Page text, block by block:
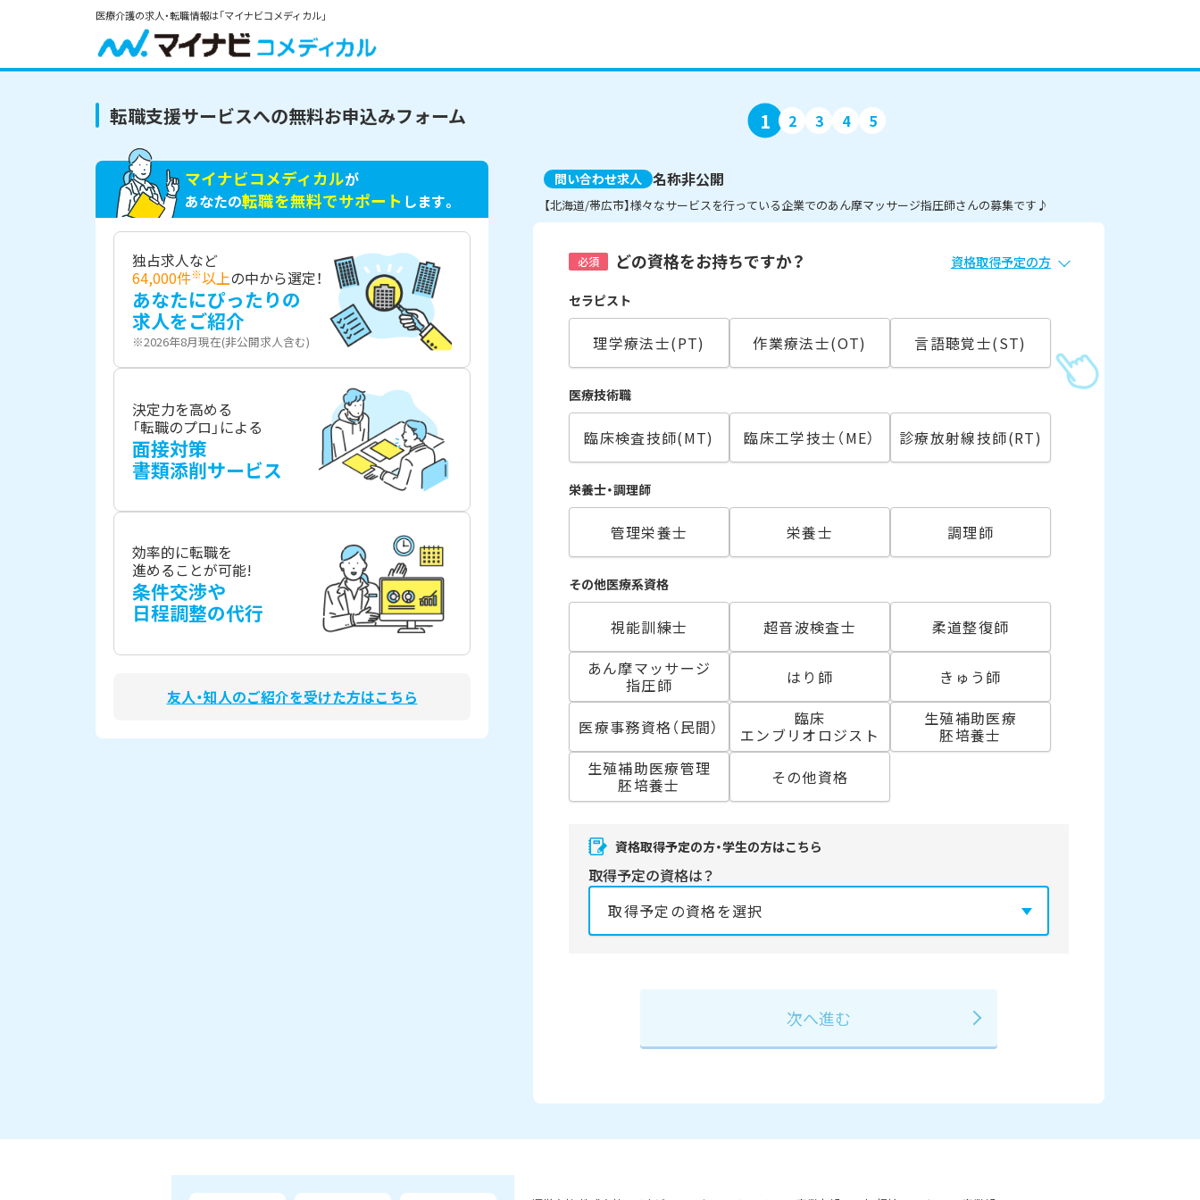
医療介護の求人・転職情報は「マイナビコメディカル」
転職支援サービスへの無料お申込みフォーム 1 2 3 4 5
問い合わせ求人 名称非公開
【北海道/帯広市】様々なサービスを行っている企業でのあん摩マッサージ指圧師さんの募集です♪
必須 どの資格をお持ちですか？ 資格取得予定の方
セラピスト
理学療法士(PT) 作業療法士(OT) 言語聴覚士(ST)
医療技術職
臨床検査技師(MT) 臨床工学技士（ME） 診療放射線技師(RT)
栄養士・調理師
管理栄養士 栄養士 調理師
その他医療系資格
視能訓練士 超音波検査士
柔道整復師
あん摩マッサージ
指圧師 はり師 きゅう師
医療事務資格（民間） 臨床
エンブリオロジスト
生殖補助医療
胚培養士
生殖補助医療管理
胚培養士 その他資格
資格取得予定の方・学生の方はこちら
取得予定の資格は？
マイナビコメディカルが
あなたの転職を無料でサポート します。
独占求人など
64,000件※以上の中から選定！
あなたにぴったりの
求人をご紹介
※2026年8月現在(非公開求人含む)
決定力を高める
「転職のプロ」による
面接対策
書類添削サービス
効率的に転職を
進めることが可能!
条件交渉や
日程調整の代行
友人・知人のご紹介を受けた方はこちら